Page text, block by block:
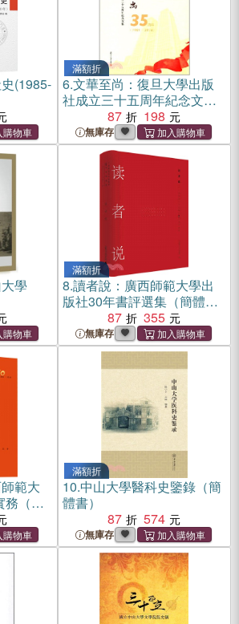
(1985-
滿額折
6.文華至尚：復旦大學出版
社成立三十五周年紀念文集
（簡體書）
87 198
無庫存
學
滿額折
8.讀者說：廣西師範大學出
版社30年書評選集（簡體
87 355
無庫存
範大
務（簡
滿額折
10.中山大學醫科史鑒錄（簡
體書）
87
574
無庫存